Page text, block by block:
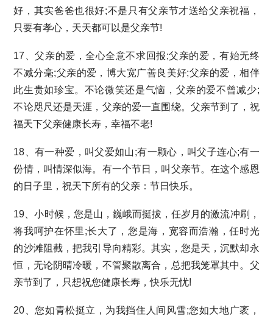
好，其实爸爸也很好;不是只有父亲节才送给父亲祝福，
只要有孝心，天天都可以是父亲节!
17、父亲的爱，全心全意不求回报;父亲的爱，有始无终
不减分毫;父亲的爱，博大宽广善良美好;父亲的爱，相伴
此生贵如珍宝。不论微笑还是气恼，父亲的爱不曾减少;
不论咫尺还是天涯，父亲的爱一直围绕。父亲节到了，祝
福天下父亲健康长寿，幸福不老!
18、有一种爱，叫父爱如山;有一颗心，叫父子连心;有一
份情，叫情深似海。有一个节日，叫父亲节。在这个感恩
的日子里，祝天下所有的父亲：节日快乐。
19、小时候，您是山，巍峨而挺拔，任岁月的激流冲刷，
将我呵护在怀里;长大了，您是海，宽容而浩瀚，任时光
的沙滩阻截，把我引导向精彩。其实，您是天，沉默却永
恒，无论阴晴冷暖，不管聚散离合，总把我笼罩其中。父
亲节到了，只想祝您健康长寿，快乐无忧!
20、您如青松挺立，为我挡住人间风雪;您如大地广袤，